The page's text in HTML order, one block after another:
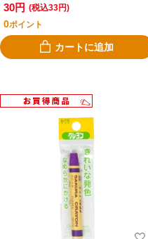
30円 (税込33円)
0ポイント
カートに追加